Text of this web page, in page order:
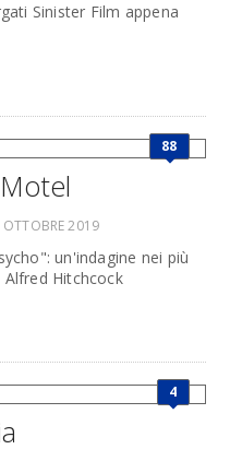
Sinister Film appena
88
2019
un'indagine nei più
Hitchcock
4